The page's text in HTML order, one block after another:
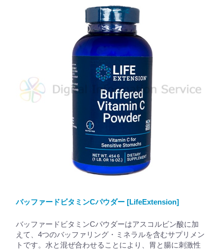
バッファードビタミンCパウダー [LifeExtension]
バッファードビタミンCパウダーはアスコルビン酸に加
えて、4つのバッファリング・ミネラルを含むサプリメン
トです。水と混ぜ合わせることにより、胃と腸に刺激性